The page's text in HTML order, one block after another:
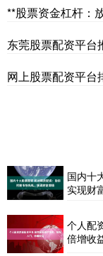
**股票资金杠杆：
东莞股票配资平台
网上股票配资平台
国内十
实现财
个人配
倍增收